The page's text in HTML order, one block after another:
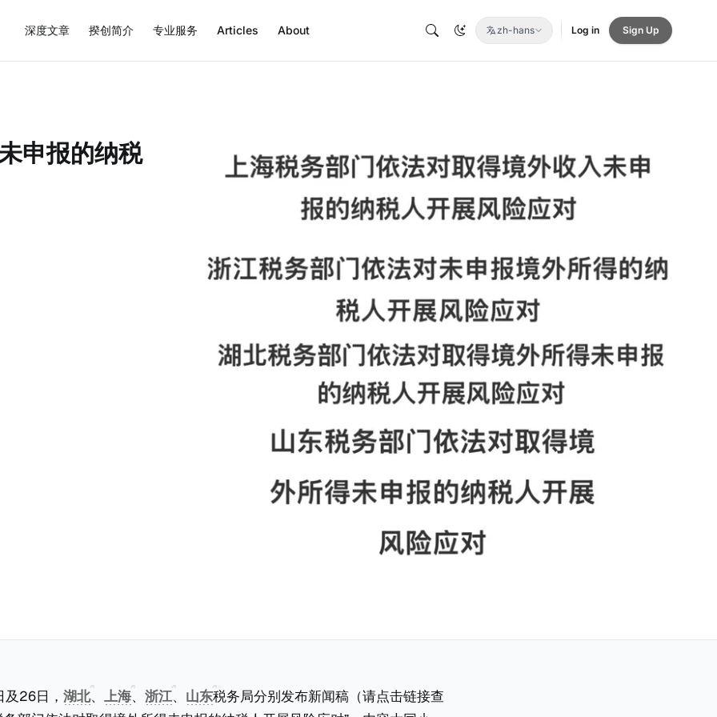
深度文章 揆创简介 专业服务 Articles About zh-hans Log in Sign Up
申报的纳税
26日， 湖北、 上海、 浙江、 山东税务局分别发布新闻稿（请点击链接查